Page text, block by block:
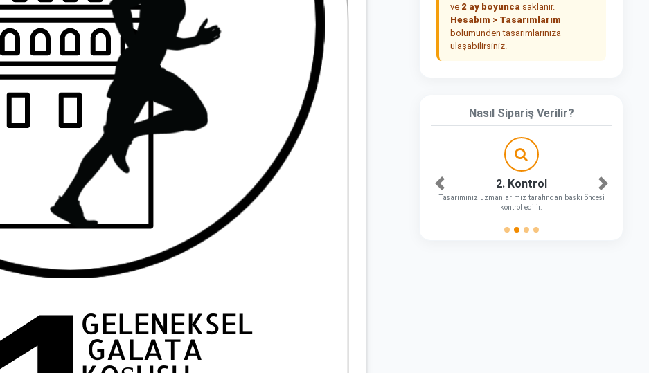
ve 2 ay boyunca saklanır.
Hesabım > Tasarımlarım
bölümünden tasarımlarınıza
ulaşabilirsiniz.
Nasıl Sipariş Verilir?
2. Kontrol
Tasarımınız uzmanlarımız tarafından baskı öncesi
kontrol edilir.
Önceki Sonraki